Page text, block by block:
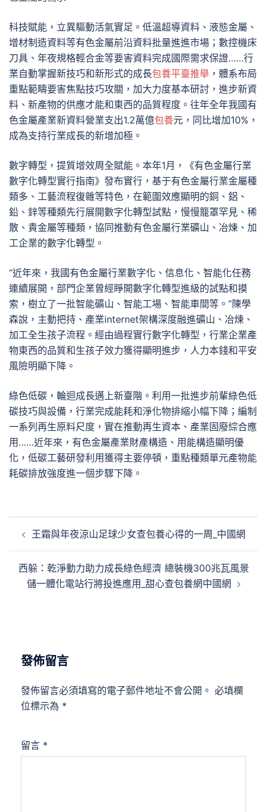
科技賦能，立異驅動活氣實足。低溫超導資料、液態金屬、
增材制造資料等有色金屬前沿資料批量進進市場；數控機床
刀具、年夜規格輕合金等要害資料完成國際需求保證……行
業自動掌握新技巧和新形式的成長包養平臺推舉 ，體系布局
重點範疇要害焦點技巧攻關，加大力度基本研討，進步新資
料、新產物的供應才能和東西的品質程度。往年全年我國有
色金屬產業新資料營業支出1.2萬億包養元，同比增加10%，
成為支持行業成長的新增加極。
數字轉型，提質增效周全賦能。本年1月，《有色金屬行業
數字化轉型實行指南》發布實行，基于有色金屬行業金屬種
類多、工藝流程復雜等特色，在範圍效應顯明的銅、鋁、
鉛、鋅等種類先行展開數字化轉型試點，慢慢籠罩罕見、稀
散、貴金屬等種類，協同推動有色金屬行業礦山、冶煉、加
工企業的數字化轉型。
“近年來，我國有色金屬行業數字化、信息化、智能化任務
連續展開，部門企業曾經睜開數字化轉型進級的試點和摸
索，樹立了一批智能礦山、智能工場、智能車間等。”陳學
森說，主動把持、產業internet架構深度融進礦山、冶煉、
加工全生孩子流程。經由過程實行數字化轉型，行業企業產
物東西的品質和生孩子效力獲得顯明進步，人力本錢和平安
風險明顯下降。
綠色低碳，輪迴成長邁上新臺階。利用一批進步前輩綠色低
碳技巧與設備，行業完成能耗和淨化物排縮小幅下降；編制
一系列再生原料尺度，實在推動再生資本、產業固廢綜合應
用……近年來，有色金屬產業財產構造、用能構造顯明優
化，低碳工藝研發利用獲得主要停頓，重點種類單元產物能
耗碳排放強度進一個步驟下降。
章
覽
王霜與年夜涼山足球少女查包養心得的一周_中國網
西躲：乾淨動力助力成長綠色經濟 總裝機300兆瓦風景
儲一體化電站行將投進應用_甜心查包養網中國網
發佈留言
發佈留言必須填寫的電子郵件地址不會公開。 必填欄
位標示為 *
留言 *